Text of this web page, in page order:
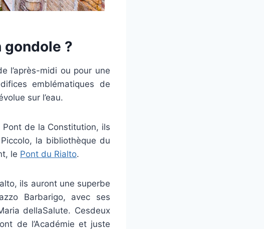
gondole ?
l’après-midi ou pour une
emblématiques de
sur l’eau.
de la Constitution, ils
la bibliothèque du
le Pont du Rialto.
ils auront une superbe
Barbarigo, avec ses
dellaSalute. Cesdeux
de l’Académie et juste